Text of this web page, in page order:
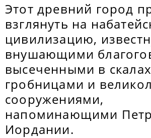
Этот древний город
взглянуть на
цивилизацию,
внушающими
высеченными в скалах
гробницами и
сооружениями,
напоминающими
Иордании.